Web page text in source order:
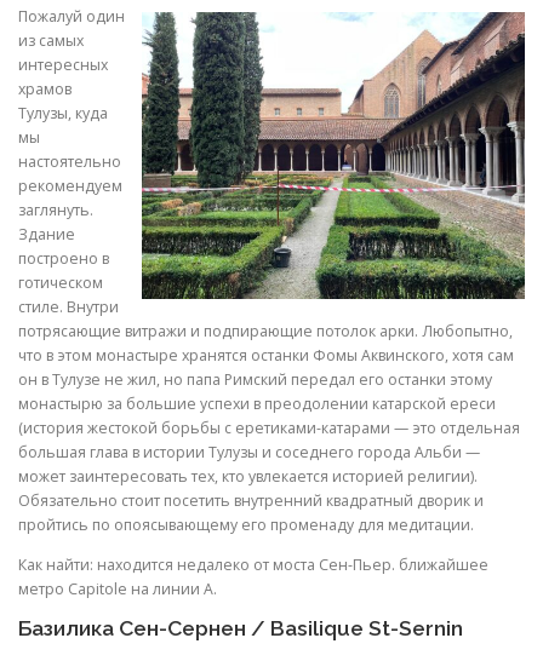
Пожалуй один
из самых
интересных
храмов
Тулузы, куда
мы
настоятельно
рекомендуем
заглянуть.
Здание
построено в
готическом
стиле. Внутри
потрясающие витражи и подпирающие потолок арки. Любопытно,
что в этом монастыре хранятся останки Фомы Аквинского, хотя сам
он в Тулузе не жил, но папа Римский передал его останки этому
монастырю за большие успехи в преодолении катарской ереси
(история жестокой борьбы с еретиками-катарами — это отдельная
большая глава в истории Тулузы и соседнего города Альби —
может заинтересовать тех, кто увлекается историей религии).
Обязательно стоит посетить внутренний квадратный дворик и
пройтись по опоясывающему его променаду для медитации.
Как найти: находится недалеко от моста Сен-Пьер. ближайшее
метро Capitole на линии A.
Базилика Сен-Сернен / Basilique St-Sernin